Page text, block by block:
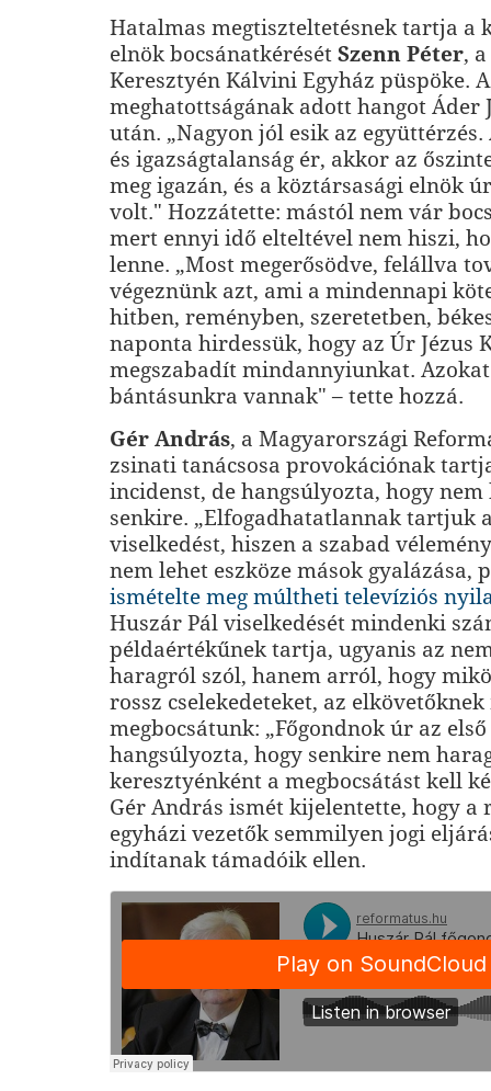
Hatalmas megtiszteltetésnek tartja a
elnök bocsánatkérését Szenn Péter,
Keresztyén Kálvini Egyház püspöke.
meghatottságának adott hangot Áder
után. „Nagyon jól esik az
és igazságtalanság ér, akkor az
meg igazán, és a köztársasági elnök
volt." Hozzátette: mástól nem vár
mert ennyi idő elteltével nem hiszi,
lenne. „Most megerősödve, felállva
végeznünk azt, ami a mindennapi
hitben, reményben, szeretetben,
naponta hirdessük, hogy az Úr Jézus
megszabadít mindannyiunkat.
bántásunkra vannak" – tette hozzá.
Gér András, a Magyarországi
zsinati tanácsosa provokációnak
incidenst, de hangsúlyozta, hogy nem
senkire. „Elfogadhatatlannak tartjuk
viselkedést, hiszen a szabad
nem lehet eszköze mások gyalázása,
ismételte meg múltheti televíziós
Huszár Pál viselkedését mindenki
példaértékűnek tartja, ugyanis az
haragról szól, hanem arról, hogy
rossz cselekedeteket, az elkövetőknek
megbocsátunk: „Főgondnok úr az
hangsúlyozta, hogy senkire nem
keresztyénként a megbocsátást kell
Gér András ismét kijelentette, hogy a
egyházi vezetők semmilyen jogi
indítanak támadóik ellen.